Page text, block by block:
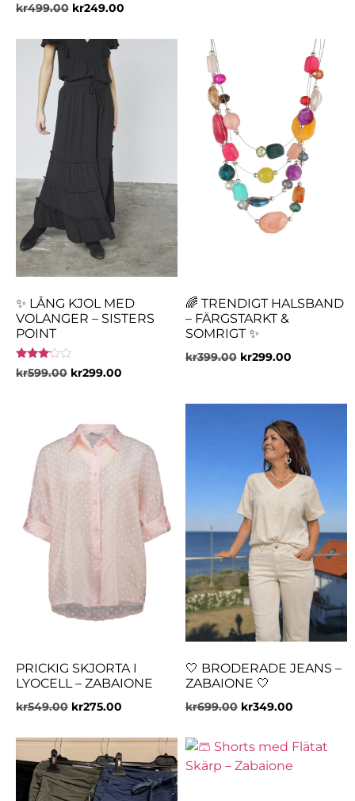
kr499.00 kr249.00
✨ LÅNG KJOL MED
VOLANGER – SISTERS
POINT
Betygsatt
3.00
kr599.00 kr299.00
🌈 TRENDIGT HALSBAND
– FÄRGSTARKT &
SOMRIGT ✨
kr399.00 kr299.00
PRICKIG SKJORTA I
LYOCELL – ZABAIONE
kr549.00 kr275.00
🤍 BRODERADE JEANS –
ZABAIONE 🤍
kr699.00 kr349.00